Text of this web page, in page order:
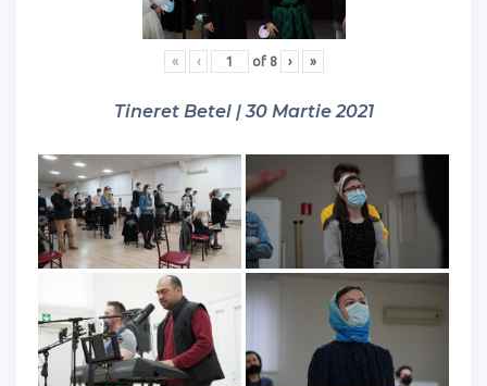
« ‹ of 8 › »
Tineret Betel | 30 Martie 2021